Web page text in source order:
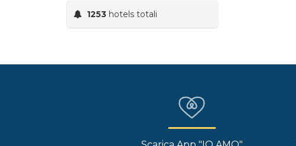
1253 hotels totali